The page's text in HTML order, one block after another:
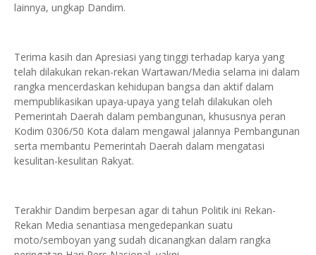
lainnya, ungkap Dandim.
Terima kasih dan Apresiasi yang tinggi terhadap karya yang
telah dilakukan rekan-rekan Wartawan/Media selama ini dalam
rangka mencerdaskan kehidupan bangsa dan aktif dalam
mempublikasikan upaya-upaya yang telah dilakukan oleh
Pemerintah Daerah dalam pembangunan, khususnya peran
Kodim 0306/50 Kota dalam mengawal jalannya Pembangunan
serta membantu Pemerintah Daerah dalam mengatasi
kesulitan-kesulitan Rakyat.
Terakhir Dandim berpesan agar di tahun Politik ini Rekan-
Rekan Media senantiasa mengedepankan suatu
moto/semboyan yang sudah dicanangkan dalam rangka